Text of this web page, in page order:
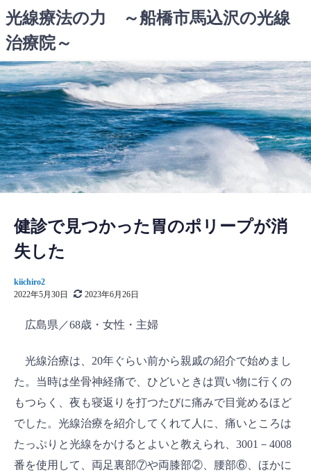
ン
テ
ツ
へ
ス
キ
ッ
プ
光線療法の力 ～船橋市馬込沢の光線
治療院～
健診で見つかった胃のポリープが消
失した
kiichiro2
2022年5月30日
2023年6月26日
広島県／68歳・女性・主婦
光線治療は、20年ぐらい前から親戚の紹介で始めまし
た。当時は坐骨神経痛で、ひどいときは買い物に行くの
もつらく、夜も寝返りを打つたびに痛みで目覚めるほど
でした。光線治療を紹介してくれて人に、痛いところは
たっぷりと光線をかけるとよいと教えられ、3001－4008
番を使用して、両足裏部⑦や両膝部②、腰部⑥、ほかに